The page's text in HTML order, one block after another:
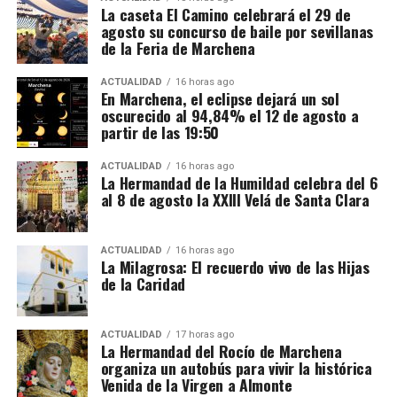
La conquista se realizó mediante escaladores que
alcanzaron las defensas en una operación
arriesgada. El éxito tuvo consecuencias territoriales
directas: la villa quedó vinculada a la Casa de Arcos
y Rodrigo recibió posteriormente el título de
marqués de Zahara.
En 2025, la localidad celebró una nueva edición de la
parcial o total de forma imperceptible.
«El daño que provoca el Sol en nuestros ojos es
indoloro. Tú puedes estar viéndolo y, sin darte
cuenta, te estás quemando la vista. Cuando notas
que ves borroso y te frotas los ojos, ya da igual; los
daños son irreversibles y para toda la vida», advirtió
Inazio con rotundidad. La retina carece de
receptores de dolor, lo que convierte a este tipo de
lesiones en una trampa silenciosa.
de las Hijas de la Caridad de San Vicente
de Paúl, se encuentran expuestos en el
interior de la capilla en la que sor Catalina
experimentó las visiones, situada en la
casa madre de las Hijas de la Caridad de
San Vicente de Paúl, en París.
Así en 1964 se celebró el centenario de
la llegada a Marchena de las hijas de la
Caridad.
El día 19 de junio de 1864 lle­gaban a
Marchena las Hijas de la Caridad. Las
esperaban el ve­cindario entero, presidido
por su Ayuntamiento y los sacerdotes de
la localidad. Al aparecer en lontananza el
La caseta El Camino celebrará el 29 de
agosto su concurso de baile por sevillanas
de la Feria de Marchena
ACTUALIDAD 16 horas ago
En Marchena, el eclipse dejará un sol
oscurecido al 94,84% el 12 de agosto a
partir de las 19:50
ACTUALIDAD 16 horas ago
La Hermandad de la Humildad celebra del 6
al 8 de agosto la XXIII Velá de Santa Clara
ACTUALIDAD 16 horas ago
La Milagrosa: El recuerdo vivo de las Hijas
de la Caridad
ACTUALIDAD 17 horas ago
La Hermandad del Rocío de Marchena
organiza un autobús para vivir la histórica
Venida de la Virgen a Almonte